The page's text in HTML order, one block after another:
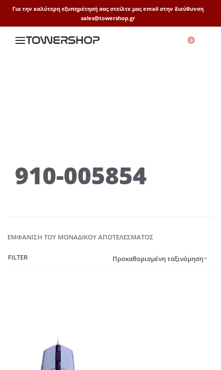
Για την καλύτερη εξυπηρέτησή σας στείλτε μας email στην διεύθυνση
sales@towershop.gr
0
910-005854
ΕΜΦΆΝΙΣΗ ΤΟΥ ΜΟΝΑΔΙΚΟΎ ΑΠΟΤΕΛΈΣΜΑΤΟΣ
Προκαθορισμένη ταξινόμηση
FILTER